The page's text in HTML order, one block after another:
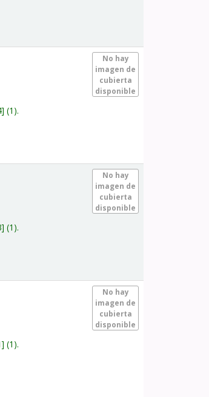
No hay
imagen de
cubierta
disponible
(1).
No hay
imagen de
cubierta
disponible
(1).
No hay
imagen de
cubierta
disponible
(1).